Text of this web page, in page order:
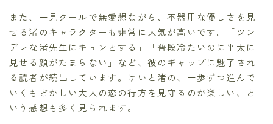
また、一見クールで無愛想ながら、不器用な優しさを見
せる渚のキャラクターも非常に人気が高いです。「ツン
デレな渚先生にキュンとする」「普段冷たいのに平太に
見せる顔がたまらない」など、彼のギャップに魅了され
る読者が続出しています。けいと渚の、一歩ずつ進んで
いくもどかしい大人の恋の行方を見守るのが楽しい、と
いう感想も多く見られます。